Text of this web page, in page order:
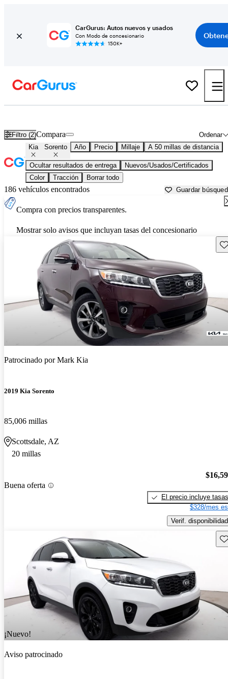
CarGurus: Autos nuevos y usados
Con Modo de concesionario
150K+
Filtro (2) Ordenar
Compara
Kia Sorento Año Precio Millaje A 50 millas de distancia
Ocultar resultados de entrega
Nuevos/Usados/Certificados
Color
Tracción Borrar todo
186 vehículos encontrados Guardar
Compra con precios transparentes.
Mostrar solo avisos que incluyan tasas del concesionario
Patrocinado porMark Kia
2019 Kia Sorento
85,006 millas
Scottsdale, AZ
20 millas
Buena oferta
El precio incluye tasas
$328/mes
Verif. disponibilidad
¡Nuevo!
Aviso patrocinado